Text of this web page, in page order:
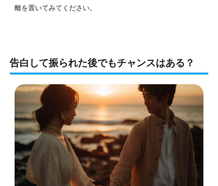
離を置いてみてください。
告白して振られた後でもチャンスはある？